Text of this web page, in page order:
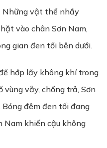
Những vật thể nhầy
vào chân Sơn Nam,
gian đen tối bên dưới.
hớp lấy không khí trong
vùng vẫy, chống trả, Sơn
Bóng đêm đen tối đang
Nam khiến cậu không